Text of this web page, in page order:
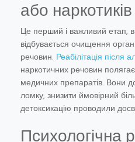
або наркотиків
Це перший і важливий етап, в
відбувається очищення
речовин. Реабілітація після
наркотичних речовин
медичних препаратів. Вони
ломку, знизити ймовірний
детоксикацію проводили
Психологічна